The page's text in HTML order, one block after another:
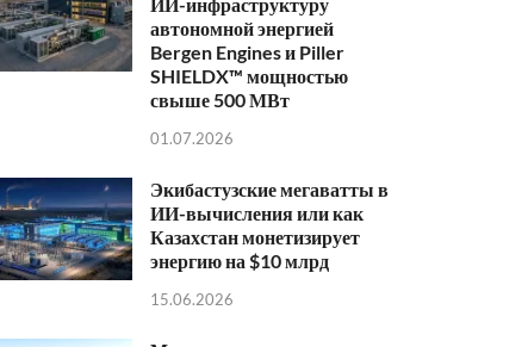
автономной энергией
Bergen Engines и Piller
SHIELDX™ мощностью
свыше 500 МВт
01.07.2026
Экибастузские мегаватты в
ИИ-вычисления или как
Казахстан монетизирует
энергию на $10 млрд
15.06.2026